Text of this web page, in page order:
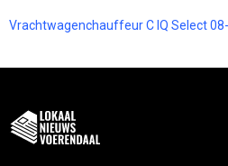
Vrachtwagenchauffeur C IQ Select